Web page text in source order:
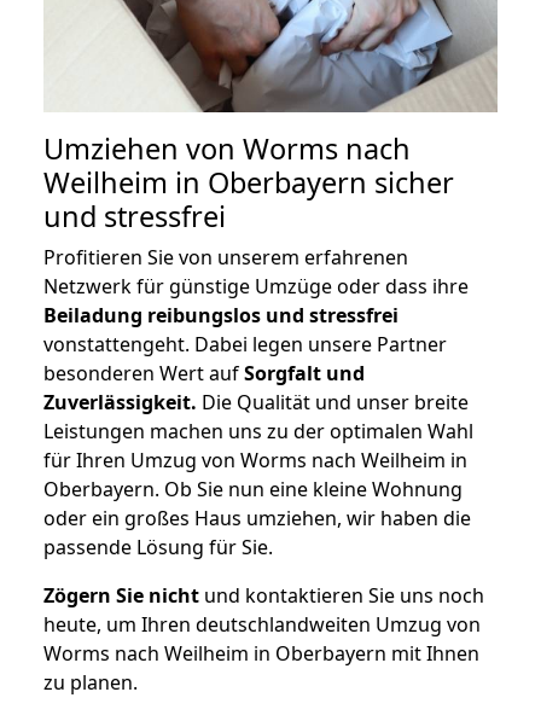
Umziehen von Worms nach
Weilheim in Oberbayern sicher
und stressfrei
Profitieren Sie von unserem erfahrenen
Netzwerk für günstige Umzüge oder dass ihre
Beiladung reibungslos und stressfrei
vonstattengeht. Dabei legen unsere Partner
besonderen Wert aufSorgfalt und
Zuverlässigkeit. Die Qualität und unser breite
Leistungen machen uns zu der optimalen Wahl
für Ihren Umzug von Worms nach Weilheim in
Oberbayern. Ob Sie nun eine kleine Wohnung
oder ein großes Haus umziehen, wir haben die
passende Lösung für Sie.
Zögern Sie nicht und kontaktieren Sie uns noch
heute, um Ihren deutschlandweiten Umzug von
Worms nach Weilheim in Oberbayern mit Ihnen
zu planen.